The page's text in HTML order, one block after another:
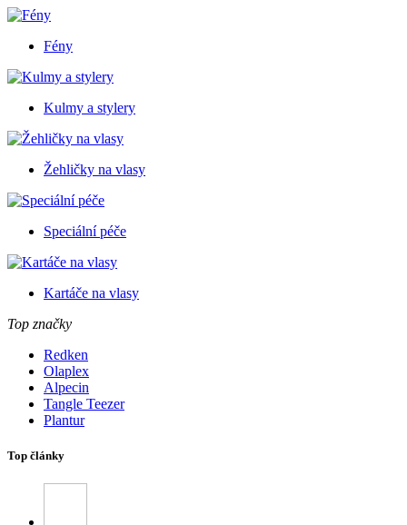
Fény
Kulmy a stylery
Žehličky na vlasy
Speciální péče
Kartáče na vlasy
Top značky
Redken
Olaplex
Alpecin
Tangle Teezer
Plantur
Top články